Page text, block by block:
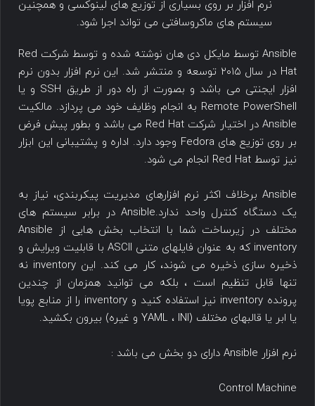
نرم افزار بر روی بسیاری از توزیع های لینوکسی و همچنین
سیستم های ماکروسافتی می تواند اجرا شود.
Ansible توسط مایکل دی هان نوشته شده و توسط شرکت Red
Hat در سال ۲۰۱۵ توسعه و منتشر شد. این نرم افزار بدون نرم
افزار ایجنتی می باشد و بصورت از راه دور از طریق SSH و یا
Remote PowerShell به انجام وظایف خود می پردازد. مالکیت
Ansible در اختیار شرکت Red Hat می باشد و بطور پیش فرض
بر روی توزیع های Fedora وجود دارد. اداره و پشتیبانی این ابزار
نیز توسط Red Hat انجام می شود.
Ansible برخلاف اکثر نرم افزارهای مدیریت پیکربندی، نیاز به
یک دستگاه کنترل واحد ندارد.Ansible در برابر سیستم های
مختلف در زیرساخت شما با انتخاب بخش هایی از Ansible
inventory که به عنوان فایلهای متنی ASCII با قابلیت ویرایش و
ذخیره سازی ذخیره می شوند، کار می کند. این inventory نه
تنها قابل تنظیم است ، بلکه می توانید همزمان از چندین
پرونده inventory نیز استفاده کنید و inventory را از منابع پویا
یا ابر یا قالبهای مختلف (YAML ، INI و غیره) بیرون بکشید.
نرم افزار Ansible دارای دو بخش می باشد :
Control Machine